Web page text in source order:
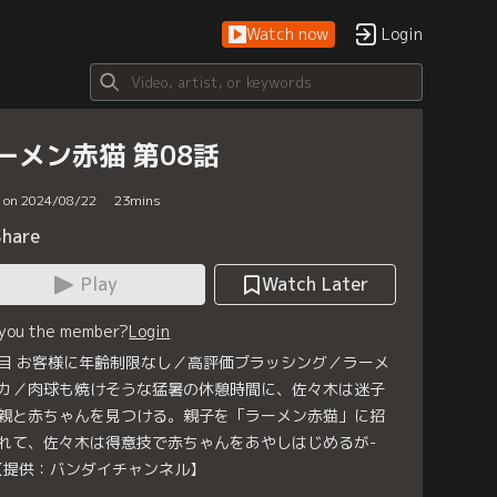
Watch now Login
メン赤猫 第08話
2024/08/22 23mins
Play
Watch Later
the member?Login
お客様に年齢制限なし／高評価ブラッシング／ラーメ
／肉球も焼けそうな猛暑の休憩時間に、佐々木は迷子
と赤ちゃんを見つける。親子を「ラーメン赤猫」に招
て、佐々木は得意技で赤ちゃんをあやしはじめるが-
供：バンダイチャンネル】